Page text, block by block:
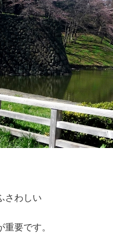
さわしい
要です。